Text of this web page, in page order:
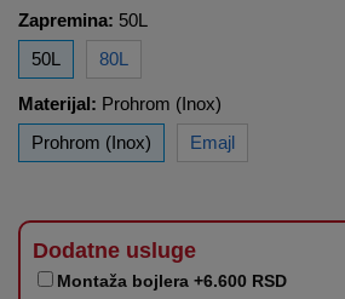
Zapremina: 50L
50L
80L
Materijal: Prohrom (Inox)
Prohrom (Inox)
Emajl
Dodatne usluge
Montaža bojlera +6.600 RSD